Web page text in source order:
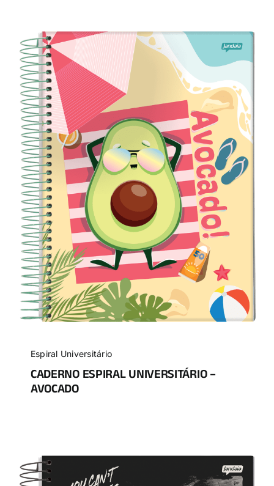
Espiral Universitário
CADERNO ESPIRAL UNIVERSITÁRIO –
AVOCADO